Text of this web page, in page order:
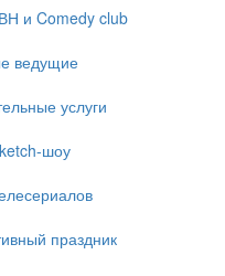
и Comedy club
ведущие
услуги
шоу
праздник